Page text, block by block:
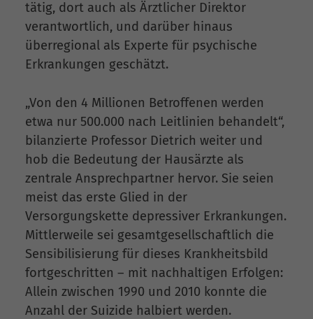
tätig, dort auch als Ärztlicher Direktor
verantwortlich, und darüber hinaus
überregional als Experte für psychische
Erkrankungen geschätzt.
„Von den 4 Millionen Betroffenen werden
etwa nur 500.000 nach Leitlinien behandelt“,
bilanzierte Professor Dietrich weiter und
hob die Bedeutung der Hausärzte als
zentrale Ansprechpartner hervor. Sie seien
meist das erste Glied in der
Versorgungskette depressiver Erkrankungen.
Mittlerweile sei gesamtgesellschaftlich die
Sensibilisierung für dieses Krankheitsbild
fortgeschritten – mit nachhaltigen Erfolgen:
Allein zwischen 1990 und 2010 konnte die
Anzahl der Suizide halbiert werden.